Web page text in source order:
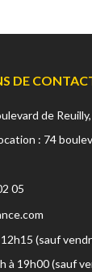
DE
de
: 74
05
(sauf
à 19h00 (sauf